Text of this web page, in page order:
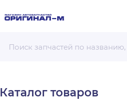
Каталог товаров